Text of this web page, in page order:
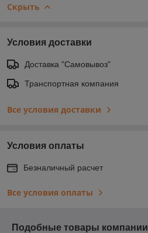
Скрыть
Условия доставки
Доставка "Самовывоз"
Транспортная компания
Все условия доставки
Условия оплаты
Безналичный расчет
Все условия оплаты
Подобные товары компании